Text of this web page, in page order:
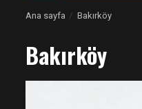
Ana sayfa Bakırköy
Bakırköy